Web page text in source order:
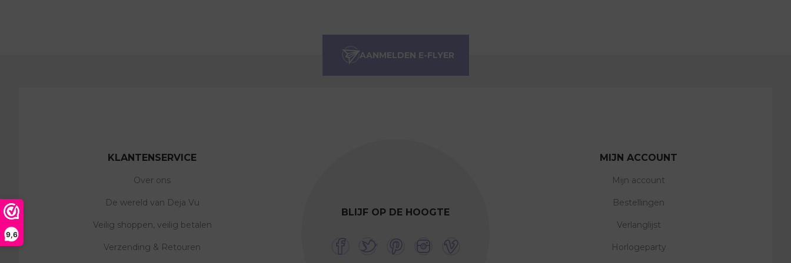
9,6
BLIJF OP DE HOOGTE
KLANTENSERVICE
Over ons
De wereld van Deja Vu
Veilig shoppen, veilig betalen
Verzending & Retouren
MIJN ACCOUNT
Mijn account
Bestellingen
Verlanglijst
Horlogeparty